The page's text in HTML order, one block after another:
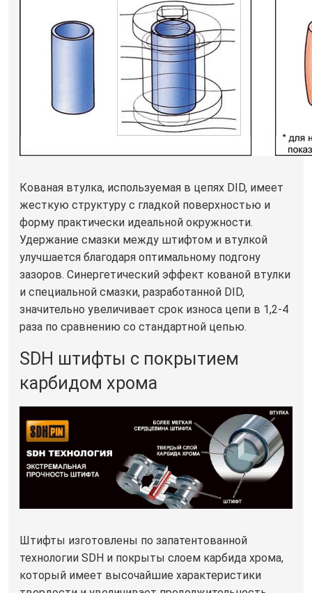
Кованая втулка, используемая в цепях DID, имеет
жесткую структуру с гладкой поверхностью и
форму практически идеальной окружности.
Удержание смазки между штифтом и втулкой
улучшается благодаря оптимальному подгону
зазоров. Синергетический эффект кованой втулки
и специальной смазки, разработанной DID,
значительно увеличивает срок износа цепи в 1,2-4
раза по сравнению со стандартной цепью.
SDH штифты с покрытием
карбидом хрома
Штифты изготовлены по запатентованной
технологии SDH и покрыты слоем карбида хрома,
который имеет высочайшие характеристики